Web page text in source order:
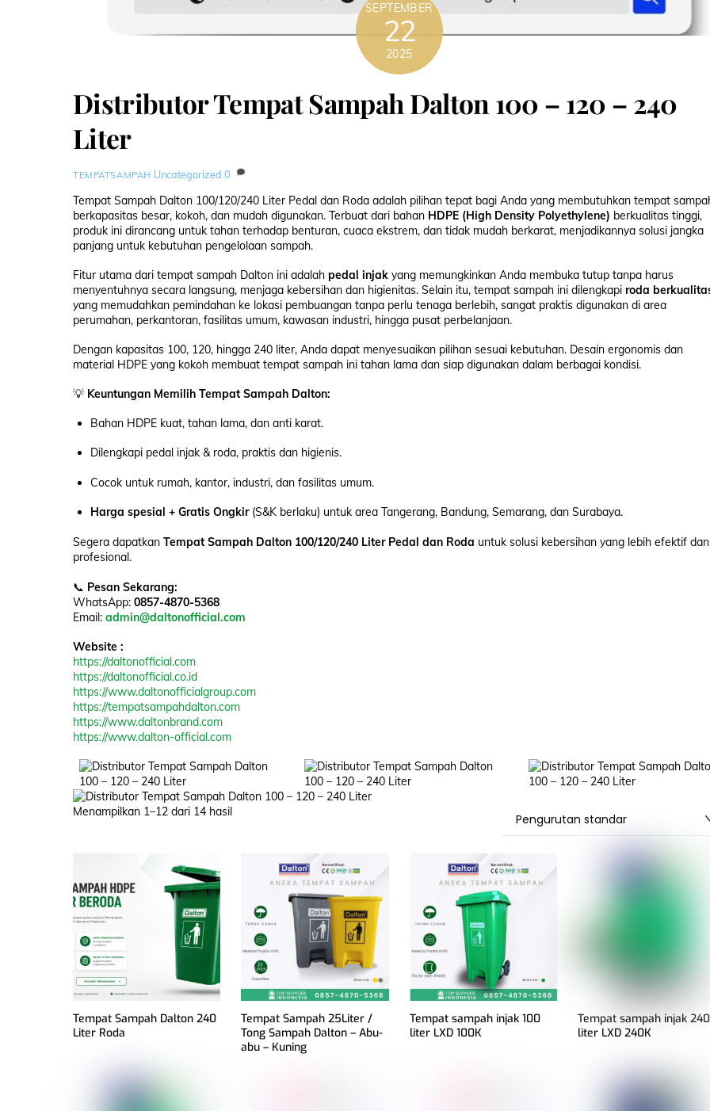
SEPTEMBER
22
2025
Distributor Tempat Sampah Dalton 100 – 120 – 240
Liter
TEMPATSAMPAH Uncategorized 0
Tempat Sampah Dalton 100/120/240 Liter Pedal dan Roda adalah pilihan tepat bagi Anda yang membutuhkan tempat
berkapasitas besar, kokoh, dan mudah digunakan. Terbuat dari bahan HDPE (High Density Polyethylene) berkualitas tinggi,
produk ini dirancang untuk tahan terhadap benturan, cuaca ekstrem, dan tidak mudah berkarat, menjadikannya solusi jangka
panjang untuk kebutuhan pengelolaan sampah.
Fitur utama dari tempat sampah Dalton ini adalah pedal injak yang memungkinkan Anda membuka tutup tanpa harus
menyentuhnya secara langsung, menjaga kebersihan dan higienitas. Selain itu, tempat sampah ini dilengkapi roda
yang memudahkan pemindahan ke lokasi pembuangan tanpa perlu tenaga berlebih, sangat praktis digunakan di area
perumahan, perkantoran, fasilitas umum, kawasan industri, hingga pusat perbelanjaan.
Dengan kapasitas 100, 120, hingga 240 liter, Anda dapat menyesuaikan pilihan sesuai kebutuhan. Desain ergonomis dan
material HDPE yang kokoh membuat tempat sampah ini tahan lama dan siap digunakan dalam berbagai kondisi.
💡 Keuntungan Memilih Tempat Sampah Dalton:
Bahan HDPE kuat, tahan lama, dan anti karat.
Dilengkapi pedal injak & roda, praktis dan higienis.
Cocok untuk rumah, kantor, industri, dan fasilitas umum.
Harga spesial + Gratis Ongkir(S&K berlaku) untuk area Tangerang, Bandung, Semarang, dan Surabaya.
Segera dapatkan Tempat Sampah Dalton 100/120/240 Liter Pedal dan Roda untuk solusi kebersihan yang lebih efektif dan
profesional.
📞 Pesan Sekarang:
WhatsApp: 0857-4870-5368
Email: admin@daltonofficial.com
Website :
https://daltonofficial.com
https://daltonofficial.co.id
https://www.daltonofficialgroup.com
https://tempatsampahdalton.com
https://www.daltonbrand.com
https://www.dalton-official.com
Menampilkan 1–12 dari 14 hasil
Tempat Sampah Dalton 240
Liter Roda
Tempat Sampah 25Liter /
Tong Sampah Dalton – Abu-
abu – Kuning
Tempat sampah injak 100
liter LXD 100K
Tempat sampah injak 240
liter LXD 240K